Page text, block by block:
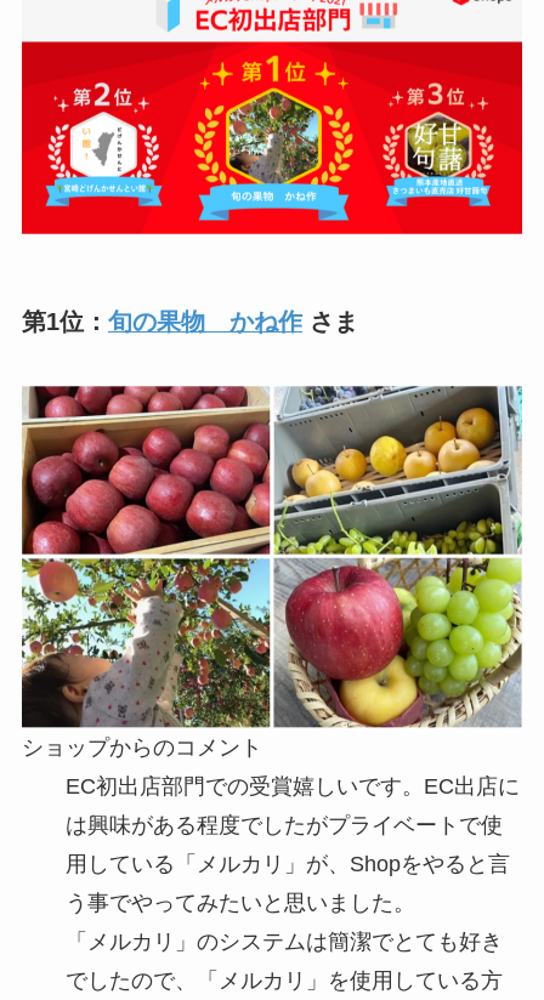
第1位： 旬の果物 かね作さま
ショップからのコメント
EC初出店部門での受賞嬉しいです。EC出店に
は興味がある程度でしたがプライベートで使
用している「メルカリ」が、Shopをやると言
う事でやってみたいと思いました。
「メルカリ」のシステムは簡潔でとても好き
でしたので、「メルカリ」を使用している方